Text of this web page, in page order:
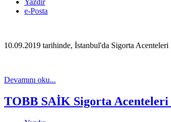
Yazdır
e-Posta
10.09.2019 tarihinde, İstanbul'da Sigorta
Devamını oku...
TOBB SAİK Sigorta